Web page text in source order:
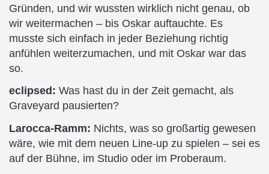
Gründen, und wir wussten wirklich nicht genau, ob
wir weitermachen – bis Oskar auftauchte. Es
musste sich einfach in jeder Beziehung richtig
anfühlen weiterzumachen, und mit Oskar war das
so.
eclipsed: Was hast du in der Zeit gemacht, als
Graveyard pausierten?
Larocca-Ramm: Nichts, was so großartig gewesen
wäre, wie mit dem neuen Line-up zu spielen – sei es
auf der Bühne, im Studio oder im Proberaum.